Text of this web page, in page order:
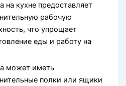
на кухне предоставляет
рабочую
что упрощает
еды и работу на
может иметь
полки или ящики